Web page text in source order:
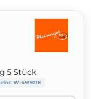
5 Stück
W-4919218